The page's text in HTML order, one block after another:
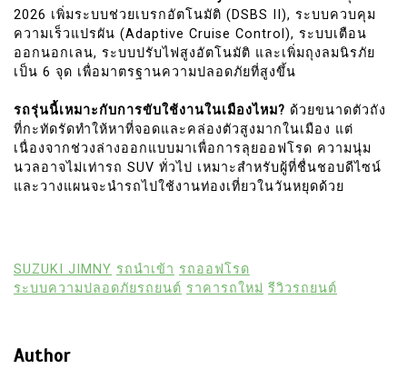
2026 เพิ่มระบบช่วยเบรกอัตโนมัติ (DSBS II), ระบบควบคุม
ความเร็วแปรผัน (Adaptive Cruise Control), ระบบเตือน
ออกนอกเลน, ระบบปรับไฟสูงอัตโนมัติ และเพิ่มถุงลมนิรภัย
เป็น 6 จุด เพื่อมาตรฐานความปลอดภัยที่สูงขึ้น
รถรุ่นนี้เหมาะกับการขับใช้งานในเมืองไหม? ด้วยขนาดตัวถัง
ที่กะทัดรัดทำให้หาที่จอดและคล่องตัวสูงมากในเมือง แต่
เนื่องจากช่วงล่างออกแบบมาเพื่อการลุยออฟโรด ความนุ่ม
นวลอาจไม่เท่ารถ SUV ทั่วไป เหมาะสำหรับผู้ที่ชื่นชอบดีไซน์
และวางแผนจะนำรถไปใช้งานท่องเที่ยวในวันหยุดด้วย
SUZUKI JIMNY รถนำเข้า รถออฟโรด
ระบบความปลอดภัยรถยนต์ ราคารถใหม่ รีวิวรถยนต์
Author